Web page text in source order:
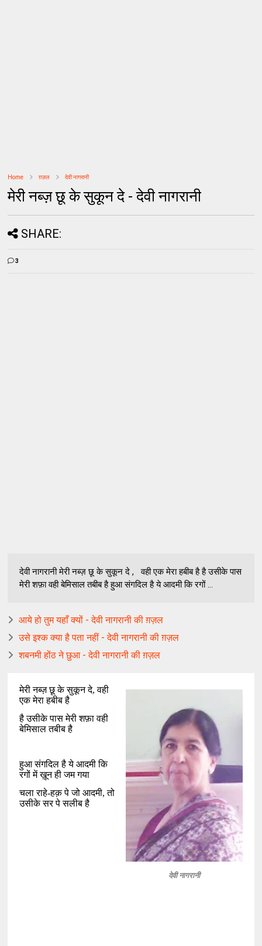
Home ग़ज़ल देवी नागरानी
मेरी नब्ज़ छू के सुकून दे - देवी नागरानी
SHARE:
3
देवी नागरानी मेरी नब्ज़ छू के सुकून दे , वही एक मेरा हबीब है है उसीके पास
मेरी शफ़ा वही बेमिसाल तबीब है हुआ संगदिल है ये आदमी कि रगों ...
आये हो तुम यहाँ क्यों - देवी नागरानी की ग़ज़ल
उसे इश्क क्या है पता नहीं - देवी नागरानी की ग़ज़ल
शबनमी होंठ ने छुआ - देवी नागरानी की ग़ज़ल
देवी नागरानी
मेरी नब्ज़ छू के सुकून दे, वही
एक मेरा हबीब है
है उसीके पास मेरी शफ़ा वही
बेमिसाल तबीब है
हुआ संगदिल है ये आदमी कि
रगों में ख़ून ही जम गया
चला राहे-हक़ पे जो आदमी, तो
उसीके सर पे सलीब है